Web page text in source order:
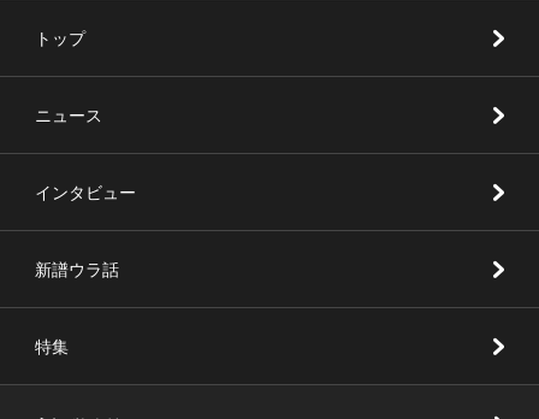
トップ
ニュース
インタビュー
新譜ウラ話
特集